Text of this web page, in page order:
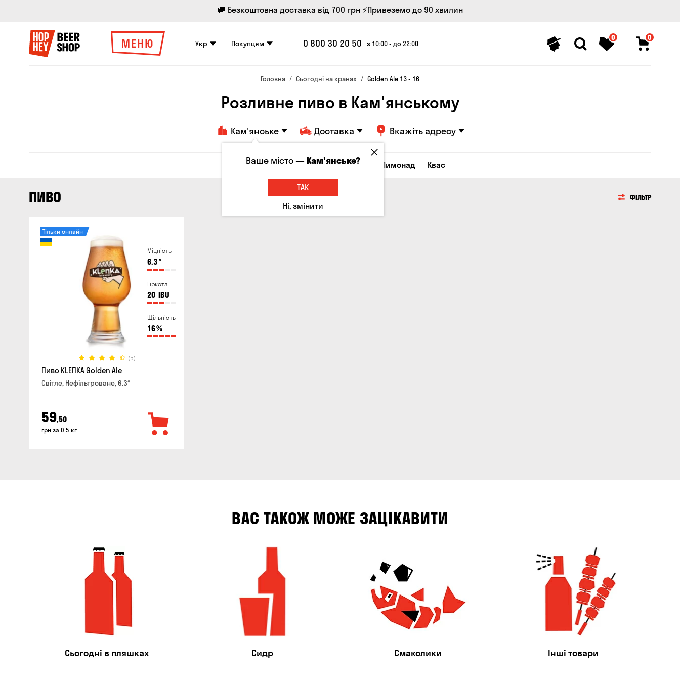
🚚 Безкоштовна доставка від 700 грн ⚡Привеземо до 90 хвилин
МЕНЮ Укр Покупцям 0 800 30 20 50 з 10:00 - до 22:00
0 0
Головна Сьогодні на кранах Golden Ale 13 - 16
Розливне пиво в Кам'янському
Кам'янське Доставка Вкажіть адресу
Всі товари Пиво Сидр Вино Лимонад Квас
ПИВО ФІЛЬТР
Міцність
6.3°
Гіркота
20 IBU
Щільність
16%
(5)
Тільки онлайн
Пиво KLEПКА Golden Ale
Світле, Нефільтроване, 6.3°
59,50
грн за 0.5 кг
ВАС ТАКОЖ МОЖЕ ЗАЦІКАВИТИ
Сьогодні в пляшках Сидр Смаколики Інші товари
Ваше місто —Кам'янське?
ТАК
Ні, змінити